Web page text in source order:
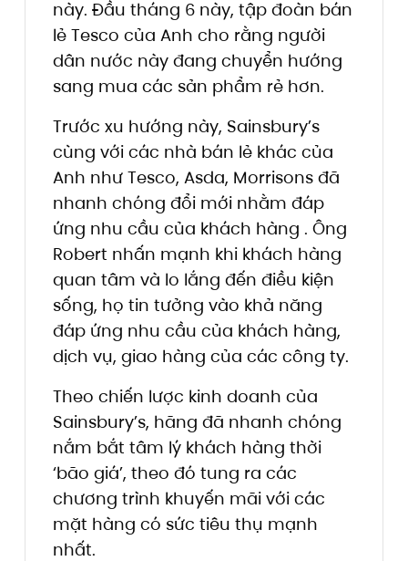
này. Đầu tháng 6 này, tập đoàn bán
lẻ Tesco của Anh cho rằng người
dân nước này đang chuyển hướng
sang mua các sản phẩm rẻ hơn.
Trước xu hướng này, Sainsbury’s
cùng với các nhà bán lẻ khác của
Anh như Tesco, Asda, Morrisons đã
nhanh chóng đổi mới nhằm đáp
ứng nhu cầu của khách hàng . Ông
Robert nhấn mạnh khi khách hàng
quan tâm và lo lắng đến điều kiện
sống, họ tin tưởng vào khả năng
đáp ứng nhu cầu của khách hàng,
dịch vụ, giao hàng của các công ty.
Theo chiến lược kinh doanh của
Sainsbury’s, hãng đã nhanh chóng
nắm bắt tâm lý khách hàng thời
‘bão giá’, theo đó tung ra các
chương trình khuyến mãi với các
mặt hàng có sức tiêu thụ mạnh
nhất.